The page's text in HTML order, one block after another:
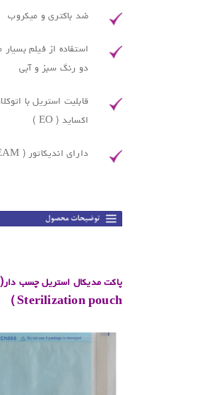
ضد باکتری و میکروب
دو رنگ سبز و آبی
اکساید ( EO )
دارای اندیکاتور ( EO & STEAM )
پاکت مدیکال استریل چسب دار(
Sterilization pouch
)